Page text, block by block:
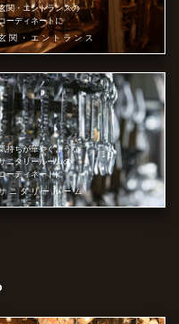
関・エントランスの
ーディネートに
関・エントランス
持ちが華やぐような
ニタリールームの
ーディネートに
ニタリールーム